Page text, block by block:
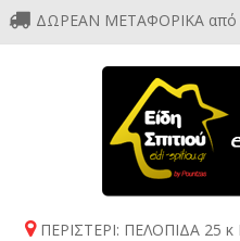
ΔΩΡΕΑΝ ΜΕΤΑΦΟΡΙΚΑ από
ΠΕΡΙΣΤΕΡΙ: ΠΕΛΟΠΙΔΑ 25